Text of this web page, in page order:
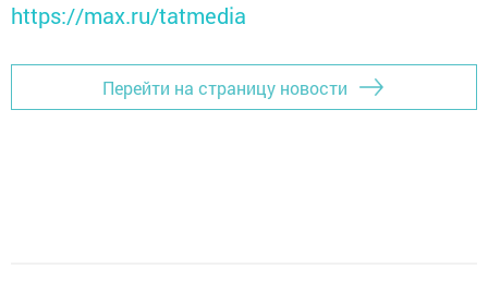
https://max.ru/tatmedia
Перейти на страницу новости